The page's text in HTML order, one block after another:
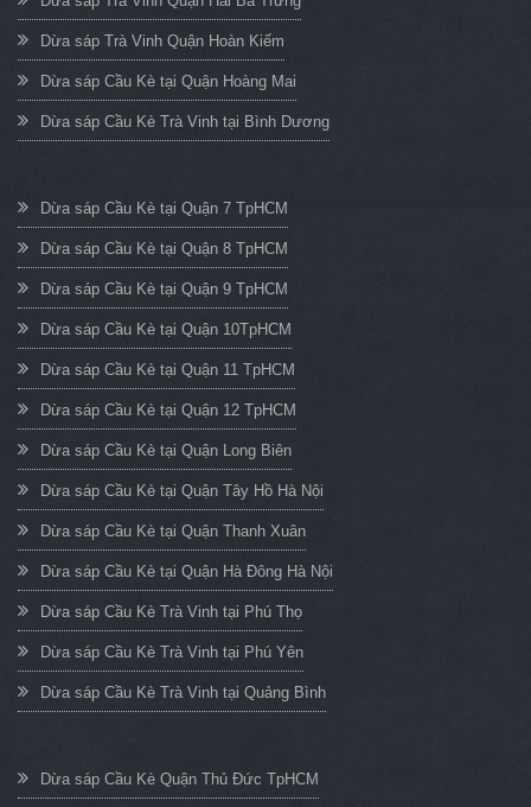
Dừa sáp Trà Vinh Quận Hoàn Kiếm
Dừa sáp Cầu Kè tại Quận Hoàng Mai
Dừa sáp Cầu Kè Trà Vinh tại Bình Dương
Dừa sáp Cầu Kè tại Quận 7 TpHCM
Dừa sáp Cầu Kè tại Quận 8 TpHCM
Dừa sáp Cầu Kè tại Quận 9 TpHCM
Dừa sáp Cầu Kè tại Quận 10TpHCM
Dừa sáp Cầu Kè tại Quận 11 TpHCM
Dừa sáp Cầu Kè tại Quận 12 TpHCM
Dừa sáp Cầu Kè tại Quận Long Biên
Dừa sáp Cầu Kè tại Quận Tây Hồ Hà Nội
Dừa sáp Cầu Kè tại Quận Thanh Xuân
Dừa sáp Cầu Kè tại Quận Hà Đông Hà Nội
Dừa sáp Cầu Kè Trà Vinh tại Phú Thọ
Dừa sáp Cầu Kè Trà Vinh tại Phú Yên
Dừa sáp Cầu Kè Trà Vinh tại Quảng Bình
Dừa sáp Cầu Kè Quận Thủ Đức TpHCM